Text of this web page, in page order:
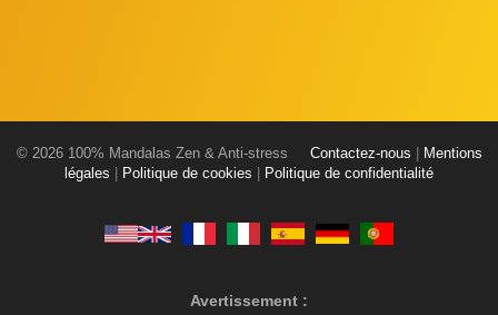
© 2026 100% Mandalas Zen & Anti-stress Contactez-nous
Mentions
légales
Politique de cookies Politique de confidentialité
Avertissement :